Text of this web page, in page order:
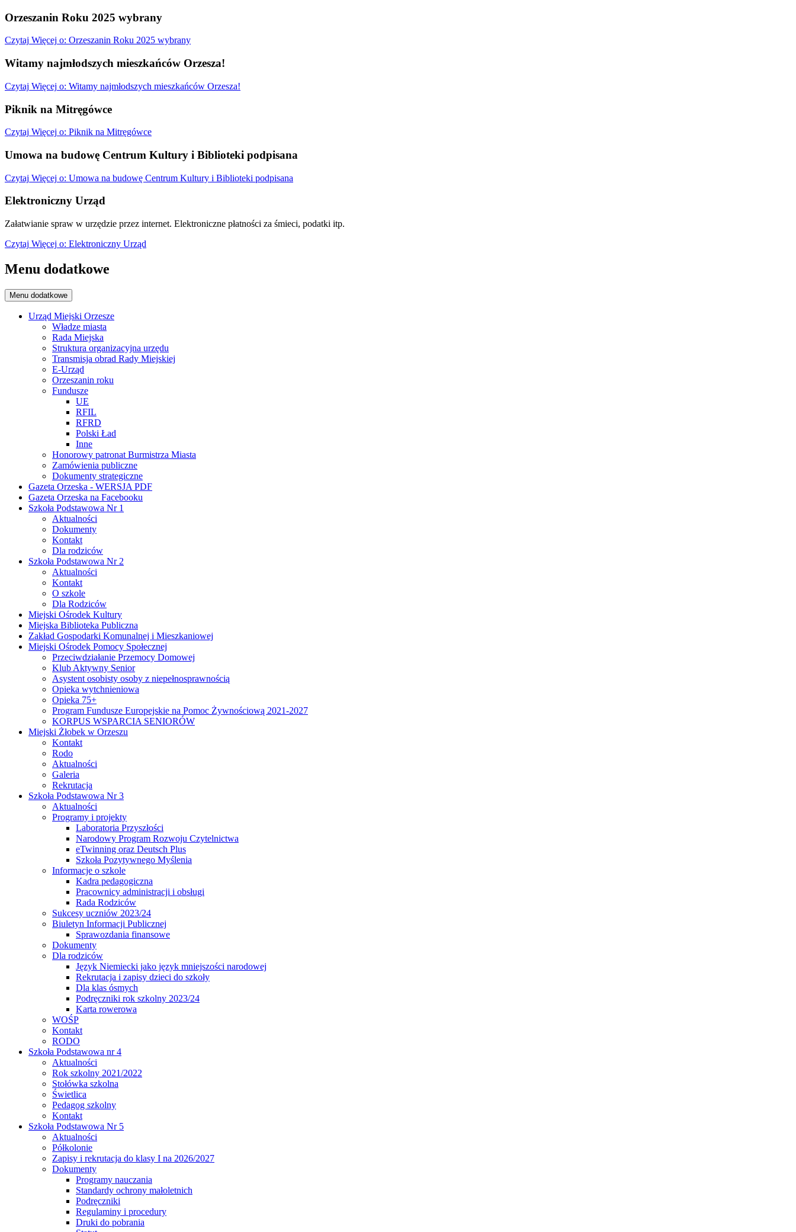
Orzeszanin Roku 2025 wybrany
Czytaj Więcej o: Orzeszanin Roku 2025 wybrany
Witamy najmłodszych mieszkańców Orzesza!
Czytaj Więcej o: Witamy najmłodszych mieszkańców Orzesza!
Piknik na Mitręgówce
Czytaj Więcej o: Piknik na Mitręgówce
Umowa na budowę Centrum Kultury i Biblioteki podpisana
Czytaj Więcej o: Umowa na budowę Centrum Kultury i Biblioteki podpisana
Elektroniczny Urząd
Załatwianie spraw w urzędzie przez internet. Elektroniczne płatności za śmieci, podatki itp.
Czytaj Więcej o: Elektroniczny Urząd
Menu dodatkowe
Menu dodatkowe
Urząd Miejski Orzesze
Władze miasta
Rada Miejska
Struktura organizacyjna urzędu
Transmisja obrad Rady Miejskiej
E-Urząd
Orzeszanin roku
Fundusze
UE
RFIL
RFRD
Polski Ład
Inne
Honorowy patronat Burmistrza Miasta
Zamówienia publiczne
Dokumenty strategiczne
Gazeta Orzeska - WERSJA PDF
Gazeta Orzeska na Facebooku
Szkoła Podstawowa Nr 1
Aktualności
Dokumenty
Kontakt
Dla rodziców
Szkoła Podstawowa Nr 2
Aktualności
Kontakt
O szkole
Dla Rodziców
Miejski Ośrodek Kultury
Miejska Biblioteka Publiczna
Zakład Gospodarki Komunalnej i Mieszkaniowej
Miejski Ośrodek Pomocy Społecznej
Przeciwdziałanie Przemocy Domowej
Klub Aktywny Senior
Asystent osobisty osoby z niepełnosprawnością
Opieka wytchnieniowa
Opieka 75+
Program Fundusze Europejskie na Pomoc Żywnościową 2021-2027
KORPUS WSPARCIA SENIORÓW
Miejski Żłobek w Orzeszu
Kontakt
Rodo
Aktualności
Galeria
Rekrutacja
Szkoła Podstawowa Nr 3
Aktualności
Programy i projekty
Laboratoria Przyszłości
Narodowy Program Rozwoju Czytelnictwa
eTwinning oraz Deutsch Plus
Szkoła Pozytywnego Myślenia
Informacje o szkole
Kadra pedagogiczna
Pracownicy administracji i obsługi
Rada Rodziców
Sukcesy uczniów 2023/24
Biuletyn Informacji Publicznej
Sprawozdania finansowe
Dokumenty
Dla rodziców
Język Niemiecki jako język mniejszości narodowej
Rekrutacja i zapisy dzieci do szkoły
Dla klas ósmych
Podręczniki rok szkolny 2023/24
Karta rowerowa
WOŚP
Kontakt
RODO
Szkoła Podstawowa nr 4
Aktualności
Rok szkolny 2021/2022
Stołówka szkolna
Świetlica
Pedagog szkolny
Kontakt
Szkoła Podstawowa Nr 5
Aktualności
Półkolonie
Zapisy i rekrutacja do klasy I na 2026/2027
Dokumenty
Programy nauczania
Standardy ochrony małoletnich
Podręczniki
Regulaminy i procedury
Druki do pobrania